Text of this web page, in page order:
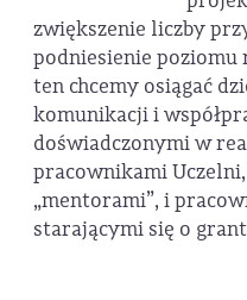
zwiększenie liczby
podniesienie
ten chcemy osiągać
komunikacji i
doświadczonymi w
pracownikami
„mentorami”, i
starającymi się o